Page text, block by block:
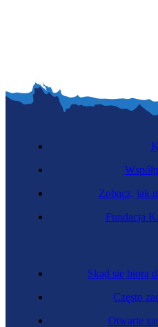
Skąd się biorą
Często
Otwarte
Zobacz, jak
Fundacja